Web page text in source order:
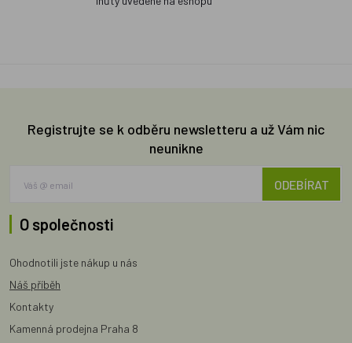
Registrujte se k odběru newsletteru a už Vám nic
neunikne
ODEBÍRAT
O společnosti
Ohodnotili jste nákup u nás
Náš příběh
Kontakty
Kamenná prodejna Praha 8